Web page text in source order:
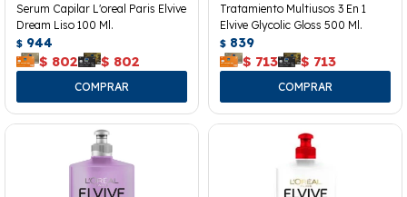
Serum Capilar L'oreal Paris Elvive
Dream Liso 100 Ml.
$ 944
$ 802 $ 802
Tratamiento Multiusos 3 En 1
Elvive Glycolic Gloss 500 Ml.
$ 839
$ 713 $ 713